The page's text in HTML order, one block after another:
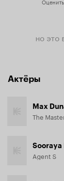
но это
Актёры
Max
The
Sooraya
Agent S